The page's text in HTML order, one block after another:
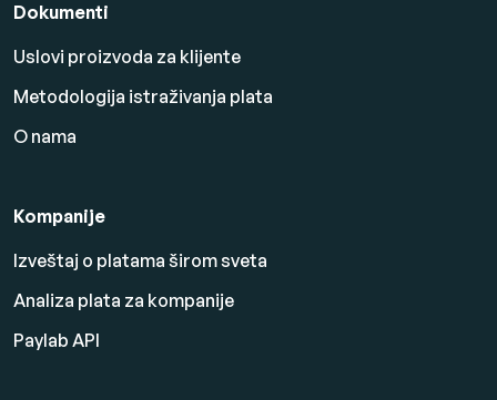
Dokumenti
Uslovi proizvoda za klijente
Metodologija istraživanja plata
O nama
Kompanije
Izveštaj o platama širom sveta
Analiza plata za kompanije
Paylab API